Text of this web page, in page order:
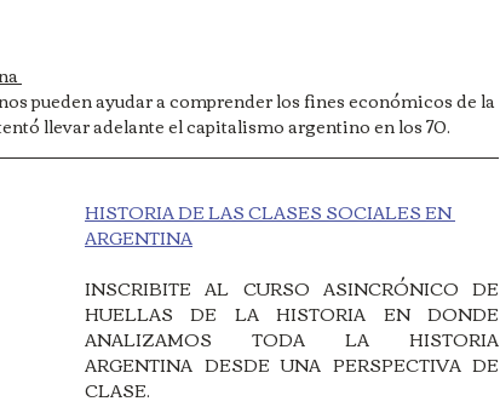
pueden ayudar a comprender los fines económicos de la
llevar adelante el capitalismo argentino en los 70.
HISTORIA DE LAS CLASES SOCIALES EN
ARGENTINA
INSCRIBITE AL CURSO ASINCRÓNICO DE
HUELLAS DE LA HISTORIA EN DONDE
ANALIZAMOS TODA LA HISTORIA
ARGENTINA DESDE UNA PERSPECTIVA DE
CLASE.